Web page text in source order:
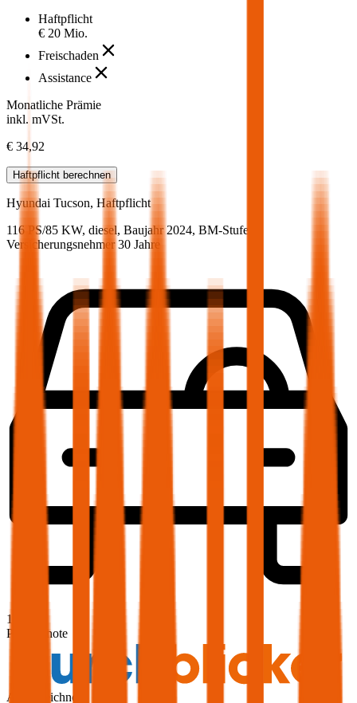
Haftpflicht
€ 20 Mio.
Freischaden
Assistance
Monatliche Prämie
inkl. mVSt.
€ 34,92
Haftpflicht berechnen
Hyundai Tucson, Haftpflicht
116 PS/85 KW, diesel, Baujahr 2024, BM-Stufe
Versicherungsnehmer 30 Jahre
1,9
Produktnote
Ausgezeichnet